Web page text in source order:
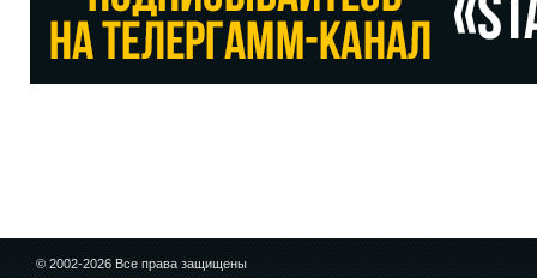
© 2002-2026 Все права защищены